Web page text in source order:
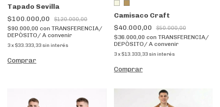
Tapado Sevilla
$100.000,00
$120.000,00
$90.000,00 con TRANSFERENCIA/
DEPÒSITO/ A convenir
3x $33.333,33 sin interés
Comprar
Camisaco Craft
$40.000,00
$50.000,00
$36.000,00 con TRANSFERENCIA/
DEPÒSITO/ A convenir
3 x $13.333,33 sin interés
Comprar